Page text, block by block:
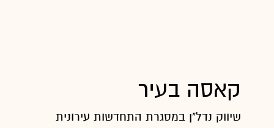
קאסה בעיר
שיווק נדל"ן במסגרת התחדשות עירונית